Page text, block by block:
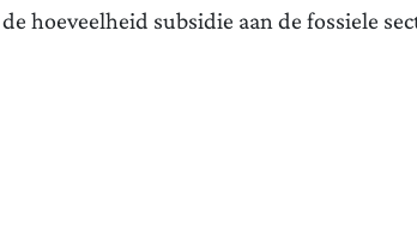
hoeveelheid subsidie aan de fossiele